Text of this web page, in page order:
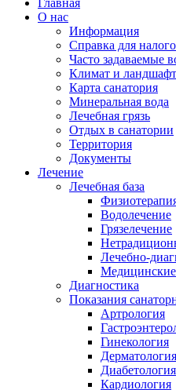
Главная
О нас
Информация
Справка для
Часто задаваемые
Климат и ландшафт
Карта санатория
Минеральная вода
Лечебная грязь
Отдых в санатории
Территория
Документы
Лечение
Лечебная база
Водолечение
Грязелечение
Лечебно-
Медицинские
Диагностика
Показания
Артрология
Гинекология
Дерматология
Диабетология
Кардиология